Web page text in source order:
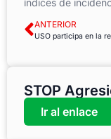
índices de
ANTERIOR
STOP
Ir al enlace